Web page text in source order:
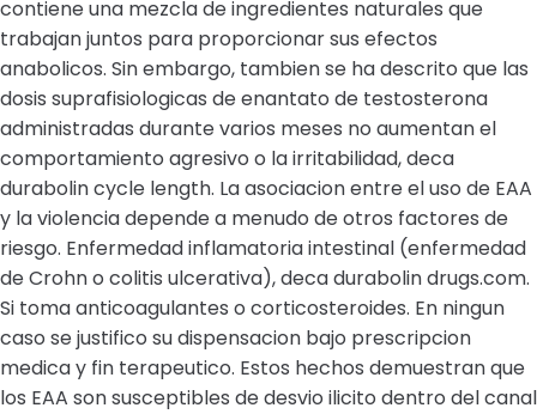
contiene una mezcla de ingredientes naturales que
trabajan juntos para proporcionar sus efectos
anabolicos. Sin embargo, tambien se ha descrito que las
dosis suprafisiologicas de enantato de testosterona
administradas durante varios meses no aumentan el
comportamiento agresivo o la irritabilidad, deca
durabolin cycle length. La asociacion entre el uso de EAA
y la violencia depende a menudo de otros factores de
riesgo. Enfermedad inflamatoria intestinal (enfermedad
de Crohn o colitis ulcerativa), deca durabolin drugs.com.
Si toma anticoagulantes o corticosteroides. En ningun
caso se justifico su dispensacion bajo prescripcion
medica y fin terapeutico. Estos hechos demuestran que
los EAA son susceptibles de desvio ilicito dentro del canal